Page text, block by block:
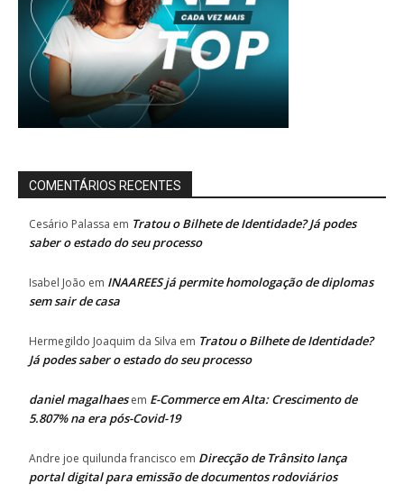
COMENTÁRIOS RECENTES
Cesário Palassa em Tratou o Bilhete de Identidade? Já podes
saber o estado do seu processo
Isabel João em INAAREES já permite homologação de diplomas
sem sair de casa
Hermegildo Joaquim da Silva em Tratou o Bilhete de Identidade?
Já podes saber o estado do seu processo
daniel magalhaesem E-Commerce em Alta: Crescimento de
5.807% na era pós-Covid-19
Andre joe quilunda francisco em Direcção de Trânsito lança
portal digital para emissão de documentos rodoviários